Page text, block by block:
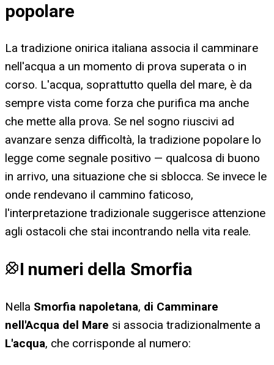
popolare
La tradizione onirica italiana associa il camminare
nell'acqua a un momento di prova superata o in
corso. L'acqua, soprattutto quella del mare, è da
sempre vista come forza che purifica ma anche
che mette alla prova. Se nel sogno riuscivi ad
avanzare senza difficoltà, la tradizione popolare lo
legge come segnale positivo — qualcosa di buono
in arrivo, una situazione che si sblocca. Se invece le
onde rendevano il cammino faticoso,
l'interpretazione tradizionale suggerisce attenzione
agli ostacoli che stai incontrando nella vita reale.
I numeri della Smorfia
Nella Smorfia napoletana, di Camminare
nell'Acqua del Mare si associa tradizionalmente a
L'acqua, che corrisponde al numero: